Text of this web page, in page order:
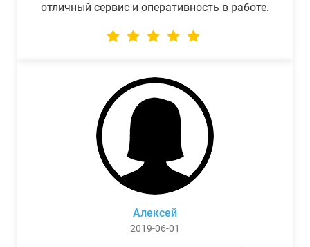
отличный сервис и оперативность в работе.
Алексей
2019-06-01